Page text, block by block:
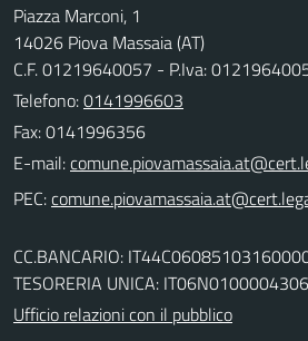
Piazza Marconi, 1
14026 Piova Massaia (AT)
C.F. 01219640057 - P.Iva:
Telefono:0141996603
Fax: 0141996356
E-mail:
PEC:
CC.BANCARIO:
TESORERIA UNICA:
Ufficio relazioni con il pubblico